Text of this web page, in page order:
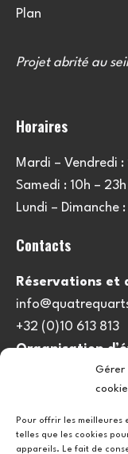
Gérer
Pour offrir les meilleures
telles que les cookies
appareils. Le fait de
Plan
Projet abrité au
Horaires
Mardi – Vendredi :
Samedi : 10h – 23h
Lundi – Dimanche
Contacts
Réservations et
+32 (0)10 613 813
Organisation
Politique de